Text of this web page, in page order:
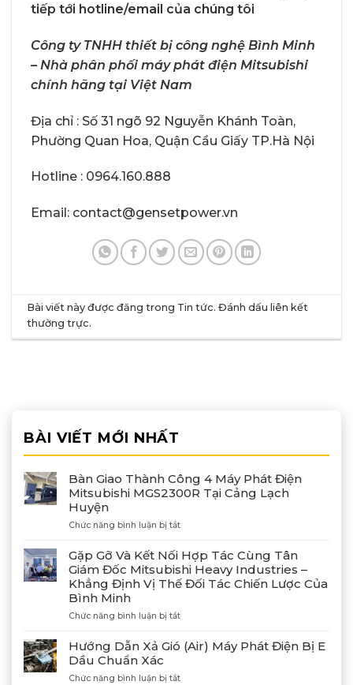
tiếp tới hotline/email của chúng tôi
Công ty TNHH thiết bị công nghệ Bình Minh
– Nhà phân phối máy phát điện Mitsubishi
chính hãng tại Việt Nam
Địa chỉ : Số 31 ngõ 92 Nguyễn Khánh Toàn,
Phường Quan Hoa, Quận Cầu Giấy TP.Hà Nội
Hotline : 0964.160.888
Email: contact@gensetpower.vn
Bài viết này được đăng trong Tin tức. Đánh dấu liên kết
thường trực.
BÀI VIẾT MỚI NHẤT
Bàn Giao Thành Công 4 Máy Phát Điện
Mitsubishi MGS2300R Tại Cảng Lạch
Huyện
Chức năng bình luận bị tắtở
Giao
Thành
Công
4
Phát
MGS2300R
Cảng
Gặp Gỡ Và Kết Nối Hợp Tác Cùng Tân
Giám Đốc Mitsubishi Heavy Industries –
Khẳng Định Vị Thế Đối Tác Chiến Lược Của
Bình Minh
Chức năng bình luận bị tắtở
Gỡ
Và
Nối
Hướng Dẫn Xả Gió (Air) Máy Phát Điện Bị E
Dầu Chuẩn Xác
Chức năng bình luận bị tắtở